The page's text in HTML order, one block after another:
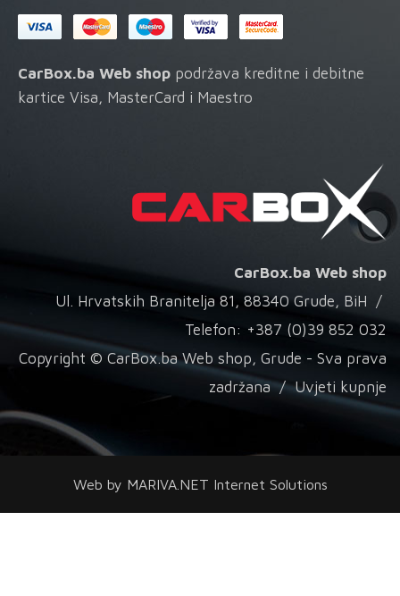
CarBox.ba Web shop podržava kreditne i debitne
kartice Visa, MasterCard i Maestro
CarBox.ba Web shop
Ul. Hrvatskih Branitelja 81, 88340 Grude, BiH /
Telefon: +387 (0)39 852 032
Copyright © CarBox.ba Web shop, Grude - Sva prava
zadržana /Uvjeti kupnje
Web by MARIVA.NET Internet Solutions